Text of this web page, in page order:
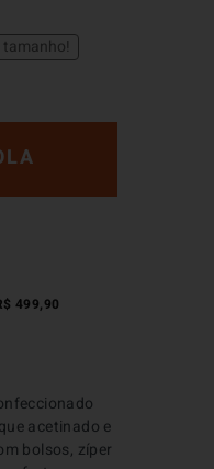
tamanho!
499,90
acetinado e
bolsos, zíper